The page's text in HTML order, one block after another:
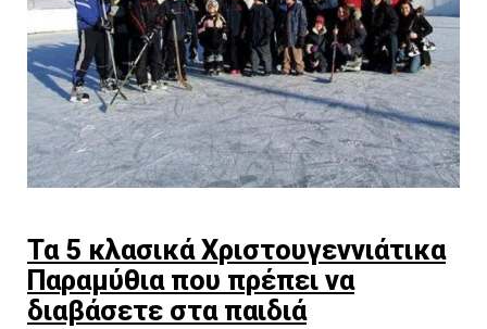
Τα 5 κλασικά Χριστουγεννιάτικα
Παραμύθια που πρέπει να
διαβάσετε στα παιδιά